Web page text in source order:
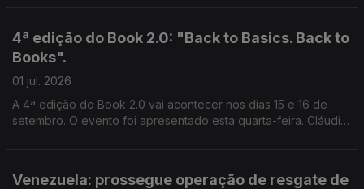
de Inês Ameixa
4ª edição do Book 2.0: "Back to Basics. Back to
Books".
01 jul. 2026
A 4ª edição do Book 2.0 vai acontecer nos dias 15 e 16 de
setembro. O evento foi apresentado esta quarta-feira. Cláudia
Venezuela: prossegue operação de resgate de